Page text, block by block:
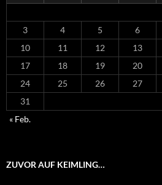
3
4 5 6
10
11 12 13
17
18 19 20
24
25 26 27
31
« Feb.
ZUVOR AUF KEIMLING…